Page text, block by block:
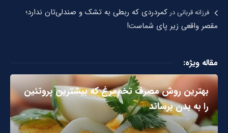
فرزانه قربانیدر کمردردی که ربطی به تشک و صندلی‌تان ندارد؛
مقصر واقعی زیر پای شماست!
مقاله ویژه:
بهترین روش مصرف تخم‌مرغ که بیشترین پروتئین
را به بدن برساند